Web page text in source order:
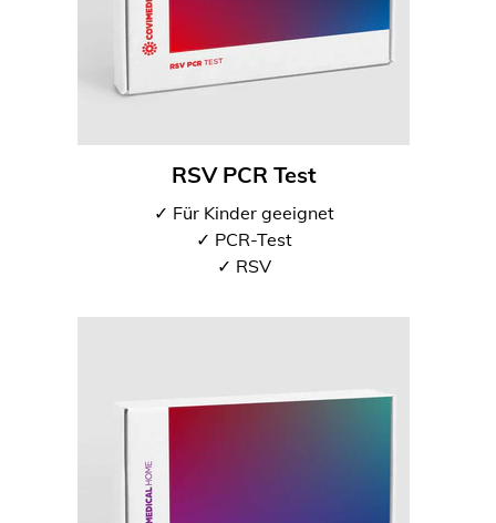
RSV PCR Test
✓ Für Kinder geeignet
✓ PCR-Test
✓ RSV